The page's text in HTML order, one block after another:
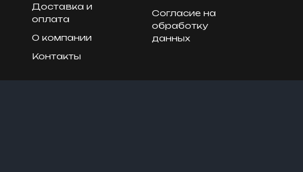
Доставка и
оплата
О компании
Контакты
Согласие на
обработку
данных